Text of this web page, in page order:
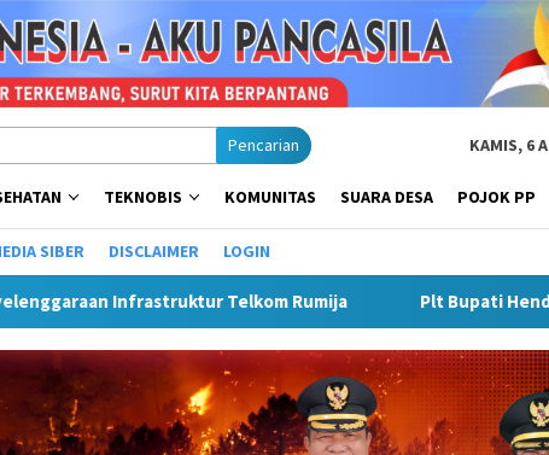
Pencarian KAMIS, 6
TEKNOBIS KOMUNITAS SUARA DESA POJOK PP
SIBER DISCLAIMER LOGIN
Rumija Plt Bupati Hendri Matangkan Gebyar